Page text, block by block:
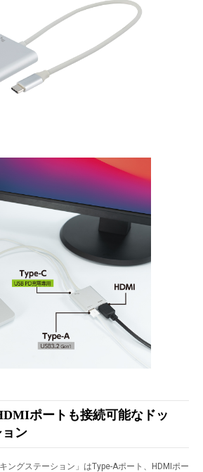
ポートも接続可能なドッ
ン
キングステーション」はType-Aポート、HDMIポー